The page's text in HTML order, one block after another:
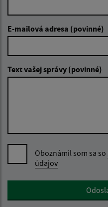
E-mailová adresa (povinné)
Text vašej správy (povinné)
Oboznámil som sa so
údajov
Google reCaptcha Response